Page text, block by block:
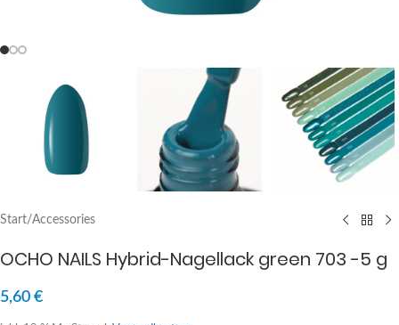
Start/Accessories
OCHO NAILS Hybrid-Nagellack green 703 -5 g
5,60 €